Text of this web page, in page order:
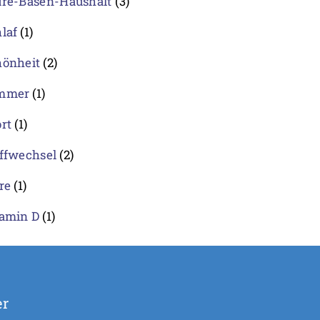
(1)
(2)
(1)
(1)
(2)
(1)
D (1)